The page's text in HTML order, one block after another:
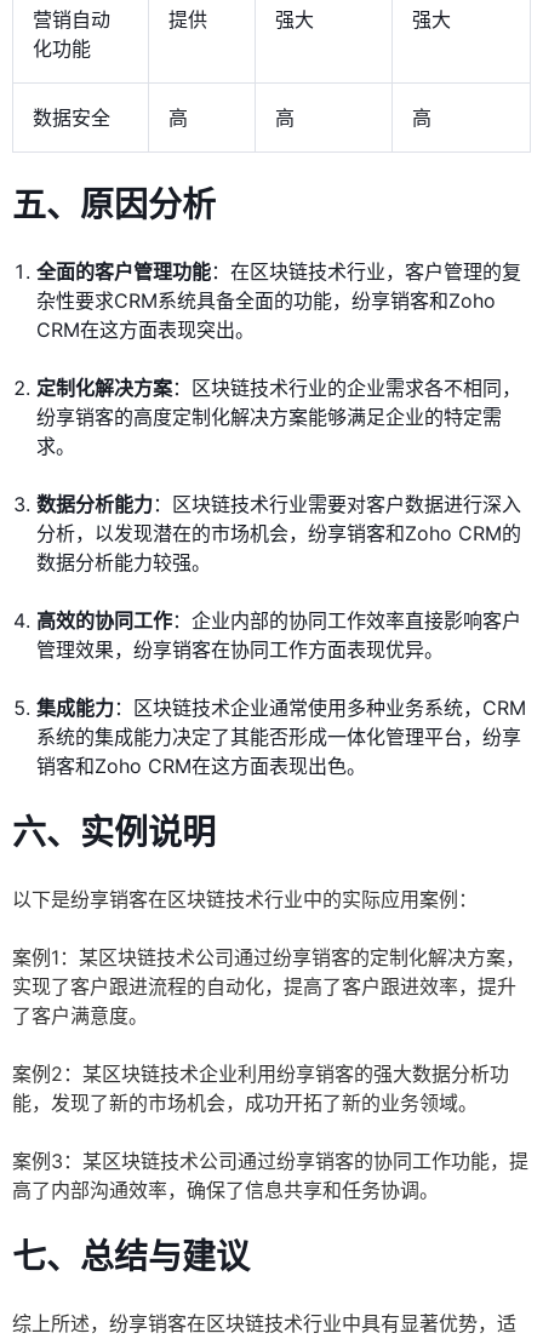
营销自动
化功能
提供 强大 强大
数据安全 高 高 高
五、原因分析
全面的客户管理功能：在区块链技术行业，客户管理的复
杂性要求CRM系统具备全面的功能，纷享销客和Zoho
CRM在这方面表现突出。
定制化解决方案：区块链技术行业的企业需求各不相同，
纷享销客的高度定制化解决方案能够满足企业的特定需
求。
数据分析能力：区块链技术行业需要对客户数据进行深入
分析，以发现潜在的市场机会，纷享销客和Zoho CRM的
数据分析能力较强。
高效的协同工作：企业内部的协同工作效率直接影响客户
管理效果，纷享销客在协同工作方面表现优异。
集成能力：区块链技术企业通常使用多种业务系统，CRM
系统的集成能力决定了其能否形成一体化管理平台，纷享
销客和Zoho CRM在这方面表现出色。
六、实例说明
以下是纷享销客在区块链技术行业中的实际应用案例：
案例1：某区块链技术公司通过纷享销客的定制化解决方案，
实现了客户跟进流程的自动化，提高了客户跟进效率，提升
了客户满意度。
案例2：某区块链技术企业利用纷享销客的强大数据分析功
能，发现了新的市场机会，成功开拓了新的业务领域。
案例3：某区块链技术公司通过纷享销客的协同工作功能，提
高了内部沟通效率，确保了信息共享和任务协调。
七、总结与建议
综上所述，纷享销客在区块链技术行业中具有显著优势，适